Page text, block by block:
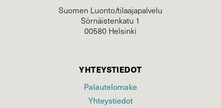
Suomen Luonto/tilaajapalvelu
Sörnäistenkatu 1
00580 Helsinki
YHTEYSTIEDOT
Palautelomake
Yhteystiedot